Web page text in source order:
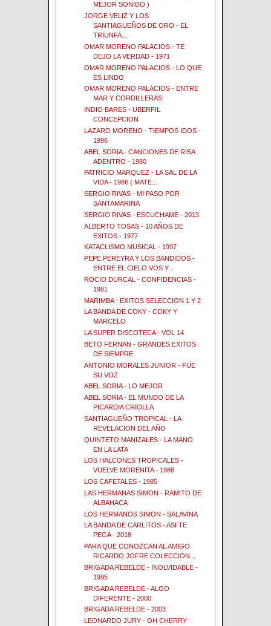
MEJOR SONIDO )
JORGE VELIZ Y LOS
SANTIAGUEÑOS DE ORO - EL
TRIUNFA...
OMAR MORENO PALACIOS - TE
DEJO LA VERDAD - 1971
OMAR MORENO PALACIOS - LO QUE
ES LINDO
OMAR MORENO PALACIOS - ENTRE
MAR Y CORDILLERAS
INDIO BARES - UBERFIL
CONCEPCION
LAZARO MORENO - TIEMPOS IDOS -
1996
ABEL SORIA - CANCIONES DE RISA
ADENTRO - 1980
PATRICIO MARQUEZ - LA SAL DE LA
VIDA - 1986 ( MATE...
SERGIO RIVAS - MI PASO POR
SANTAMARINA
SERGIO RIVAS - ESCUCHAME - 2013
ALBERTO TOSAS - 10 AÑOS DE
EXITOS - 1977
KATACLISMO MUSICAL - 1997
PEPE PEREYRA Y LOS BANDIDOS -
ENTRE EL CIELO VOS Y...
ROCIO DURCAL - CONFIDENCIAS -
1981
MARIMBA - EXITOS SELECCION 1 Y 2
LA BANDA DE COKY - COKY Y
MARCELO
LA SUPER DISCOTECA - VOL 14
BETO FERNAN - GRANDES EXITOS
DE SIEMPRE
ANTONIO MORALES JUNIOR - FUE
SU VOZ
ABEL SORIA - LO MEJOR
ABEL SORIA - EL MUNDO DE LA
PICARDIA CRIOLLA
SANTIAGUEÑO TROPICAL - LA
REVELACION DEL AÑO
QUINTETO MANIZALES - LA MANO
EN LA LATA
LOS HALCONES TROPICALES -
VUELVE MORENITA - 1988
LOS CAFETALES - 1985
LAS HERMANAS SIMON - RAMITO DE
ALBAHACA
LOS HERMANOS SIMON - SALAVINA
LA BANDA DE CARLITOS - ASI TE
PEGA - 2018
PARA QUE CONOZCAN AL AMIGO
RICARDO JOFRE COLECCION...
BRIGADA REBELDE - INOLVIDABLE -
1995
BRIGADA REBELDE - ALGO
DIFERENTE - 2000
BRIGADA REBELDE - 2003
LEONARDO JURY - OH CHERRY